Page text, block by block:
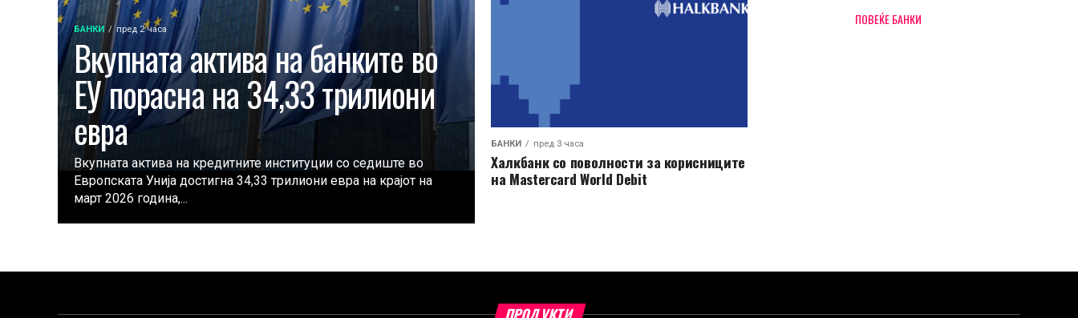
БАНКИ пред 2 часа
Вкупната актива на банките во
ЕУ порасна на 34,33 трилиони
евра
Вкупната актива на кредитните институции со седиште во
Европската Унија достигна 34,33 трилиони евра на крајот на
март 2026 година,...
БАНКИ пред 3 часа
Халкбанк со поволности за корисниците
на Mastercard World Debit
ПОВЕЌЕ БАНКИ